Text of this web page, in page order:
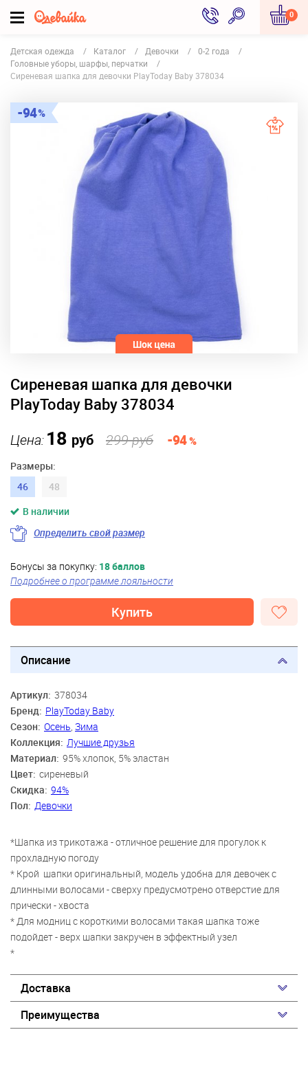
0
Детская одежда Каталог Девочки
0-2 года
Головные уборы, шарфы, перчатки
Сиреневая шапка для девочки PlayToday Baby 378034
94
Сиреневая шапка для девочки
PlayToday Baby 378034
Цена:18 руб 299 руб -94%
Размеры:
46
48
В наличии
Определить свой размер
Бонусы за покупку: 18 баллов
Подробнее о программе лояльности
Купить
Описание
Артикул: 378034
Бренд: PlayToday Baby
Сезон: Осень, Зима
Коллекция: Лучшие друзья
Материал: 95% хлопок, 5% эластан
Цвет: сиреневый
Скидка: 94%
Пол: Девочки
*Шапка из трикотажа - отличное решение для прогулок к
прохладную погоду
* Крой шапки оригинальный, модель удобна для девочек с
длинными волосами - сверху предусмотрено отверстие для
прически - хвоста
* Для модниц с короткими волосами такая шапка тоже
подойдет - верх шапки закручен в эффектный узел
*
Доставка
Преимущества